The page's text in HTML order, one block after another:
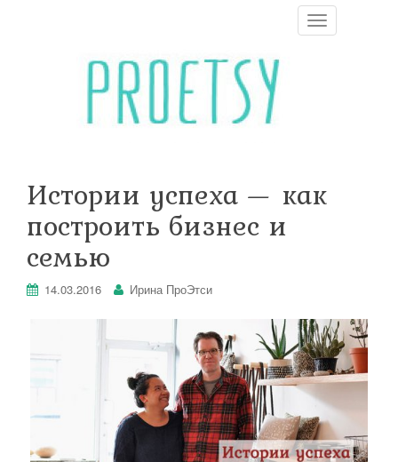
T
o
g
a
Истории успеха — как
построить бизнес и
семью
14.03.2016 Ирина ПроЭтси